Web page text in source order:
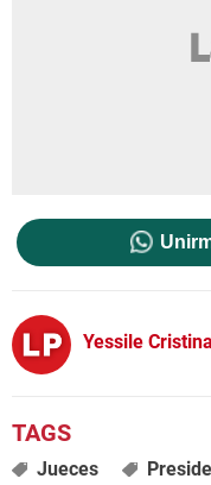
Yessile
Jueces